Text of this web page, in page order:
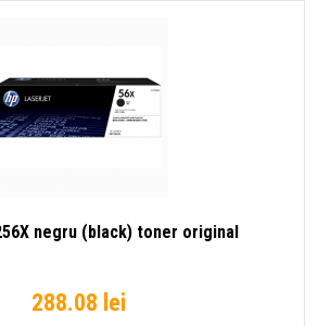
negru (black) toner original
288.08 lei